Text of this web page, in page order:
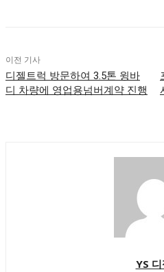
이전 기사
디젤트럭 방문하여 3.5톤 윙바
디 차량에 영업용넘버계약 진행
YS 디